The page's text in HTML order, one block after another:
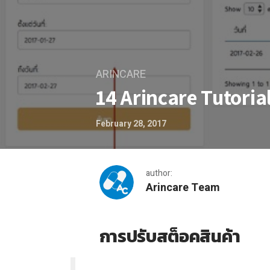
ARINCARE
14 Arincare
February 28, 2017
author:
Arincare Team
14 Arincare Tutorial
การปรับสต็อคสินค้า